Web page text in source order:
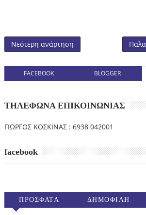
Νεότερη ανάρτηση
FACEBOOK BLOGGER
ΤΗΛΕΦΩΝΑ ΕΠΙΚΟΙΝΩΝΙΑΣ
ΓΙΩΡΓΟΣ ΚΟΣΚΙΝΑΣ : 6938 042001
facebook
ΠΡΟΣΦΑΤΑ ΔΗΜΟΦΙΛΗ